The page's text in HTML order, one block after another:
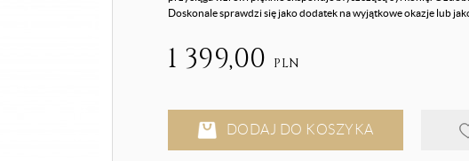
Doskonale sprawdzi się jako dodatek na wyjątkowe okazje lub
1 399,00 PLN
DODAJ DO KOSZYKA